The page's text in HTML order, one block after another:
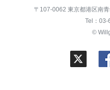
〒107-0062 東京都港区南
Tel：03-
©